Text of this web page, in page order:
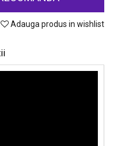
Adauga produs in wishlist